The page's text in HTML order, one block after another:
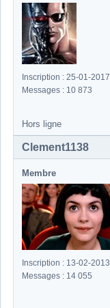
Inscription : 25-01-2017
Messages : 10 873
Hors ligne
Clement1138
Membre
Inscription : 13-02-2013
Messages : 14 055